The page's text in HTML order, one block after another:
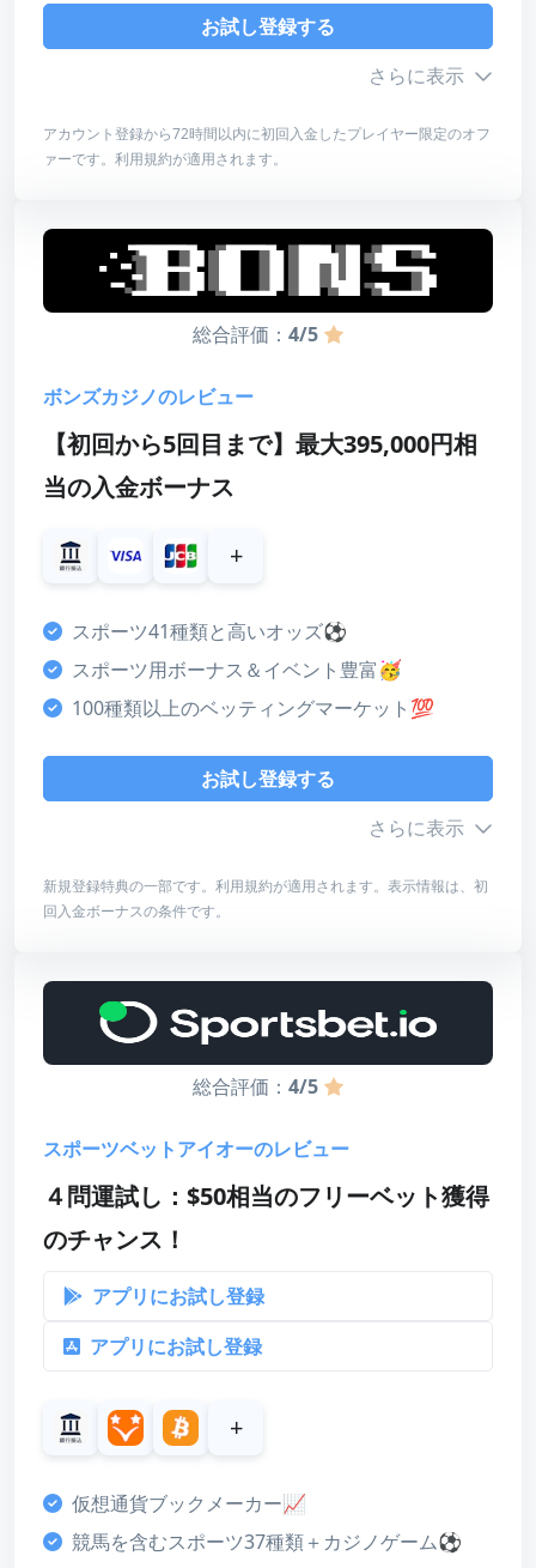
ライセンス・安全性
4
5
総合評価
お試し登録する
レビューを読む
お試し登録する
さらに表示
ボーナス詳細
最高額 650ドル
有効期限
スコア
ボーナス
ライセンス・安全性
3
5
総合評価
お試し登録する
レビューを読む
アカウント登録から72時間以内に初回入金したプレイヤー限定のオフ
ァーです。利用規約が適用されます。
総合評価： 4/5
ボンズカジノのレビュー
【初回から5回目まで】最大395,000円相
当の入金ボーナス
+
スポーツ41種類と高いオッズ⚽
スポーツ用ボーナス＆イベント豊富🥳
100種類以上のベッティングマーケット💯
お試し登録する
さらに表示
ボーナス詳細
最高額 ¥5,000～200,000
有効期限
スコア
ボーナス
カスタマーサポート
決済方法
ライセンス・安全性
新規登録特典の一部です。利用規約が適用されます。表示情報は、初
回入金ボーナスの条件です。
総合評価： 4/5
スポーツベットアイオーのレビュー
４問運試し：$50相当のフリーベット獲得
のチャンス！
アプリにお試し登録
アプリにお試し登録
+
仮想通貨ブックメーカー📈
競馬を含むスポーツ37種類＋カジノゲーム⚽